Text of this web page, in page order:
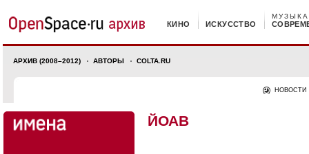
КИНО ИСКУССТВО
МУЗЫКА
АРХИВ (2008–2012) АВТОРЫ COLTA.RU
НОВОСТИ
ЙОАВ